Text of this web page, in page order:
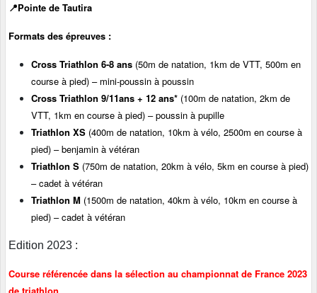
📍Pointe de Tautira
Formats des épreuves :
Cross Triathlon 6-8 ans (50m de natation, 1km de VTT, 500m en
course à pied) – mini-poussin à poussin
Cross Triathlon 9/11ans + 12 ans* (100m de natation, 2km de
VTT, 1km en course à pied) – poussin à pupille
Triathlon XS (400m de natation, 10km à vélo, 2500m en course à
pied) – benjamin à vétéran
Triathlon S (750m de natation, 20km à vélo, 5km en course à pied)
– cadet à vétéran
Triathlon M (1500m de natation, 40km à vélo, 10km en course à
pied) – cadet à vétéran
Edition 2023 :
Course référencée dans la sélection au championnat de France 2023